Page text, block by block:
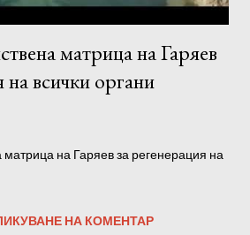
матрица на Гаряев
на всички органи
матрица на Гаряев за регенерация на
НА КОМЕНТАР